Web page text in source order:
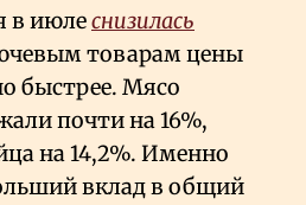
в июлеснизилась
товарам цены
быстрее. Мясо
почти на 16%,
на 14,2%. Именно
вклад в общий